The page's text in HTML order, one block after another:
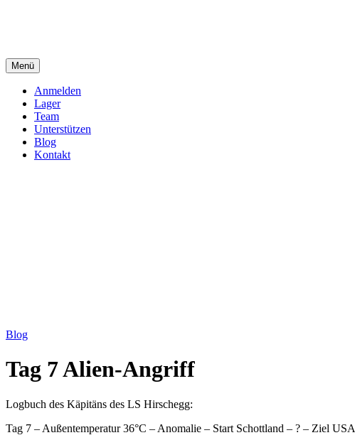
Dein Ferienlager
Die Ferienfreizeit der Seelsorgeeinheit Immendingen-Möhringen
Menü
Anmelden
Lager
Team
Unterstützen
Blog
Kontakt
Blog
Tag 7 Alien-Angriff
Logbuch des Käpitäns des LS Hirschegg:
Tag 7 – Außentemperatur 36°C – Anomalie – Start Schottland – ? – Ziel USA